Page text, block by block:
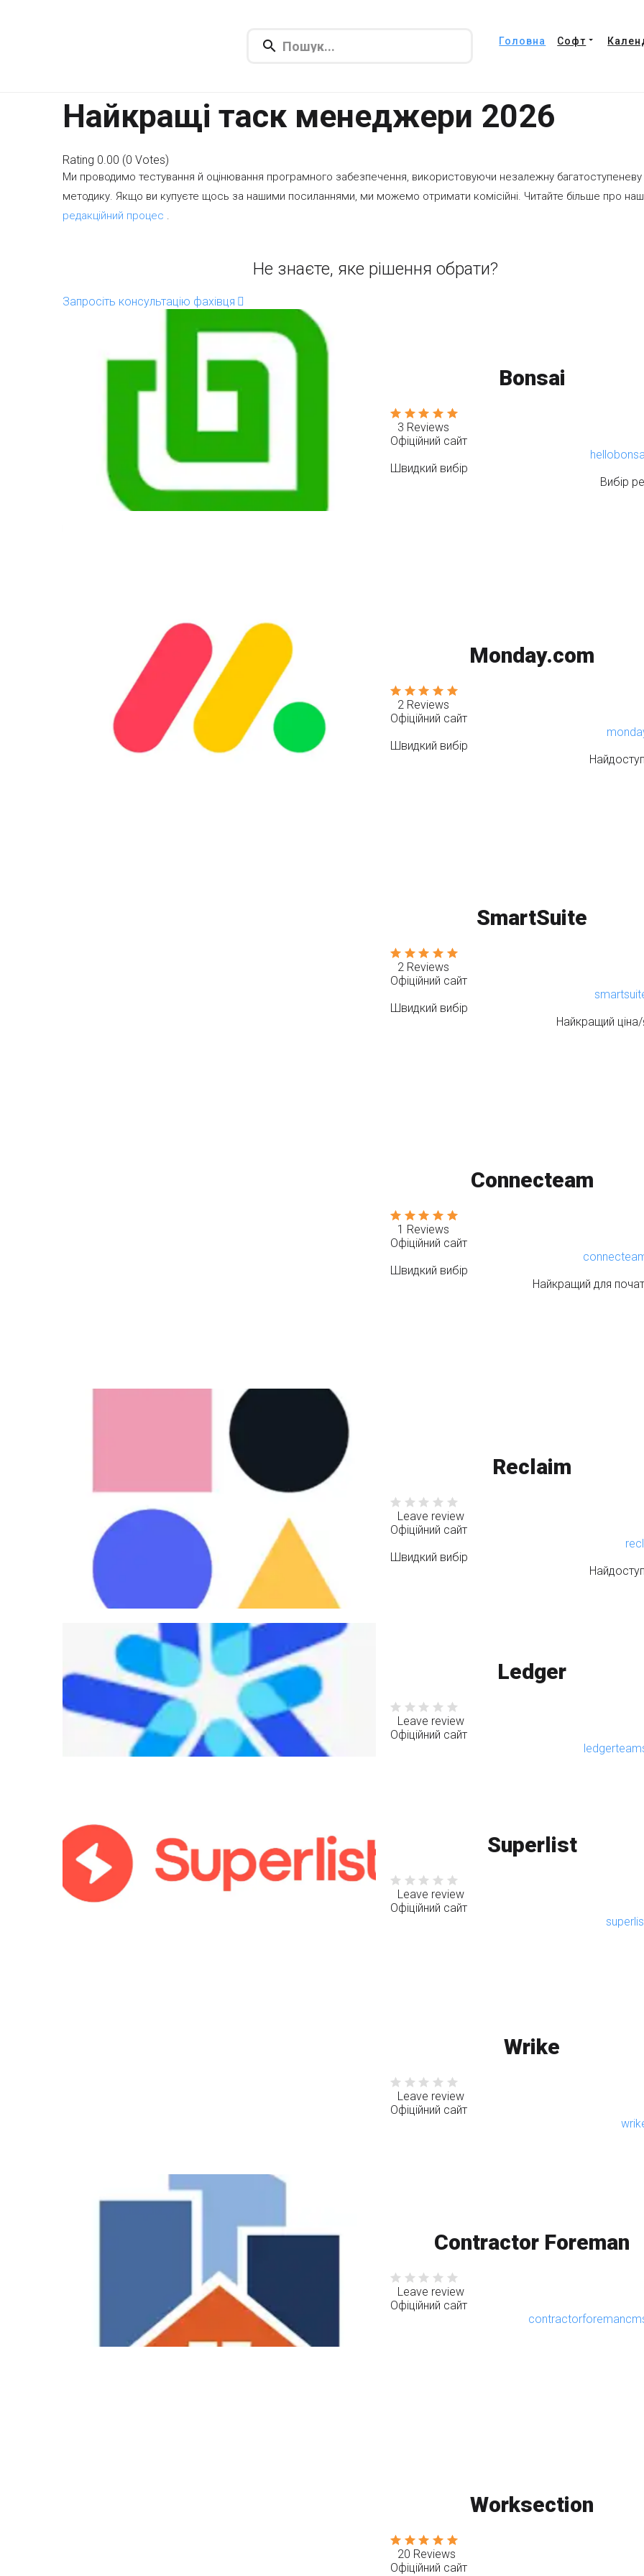
Головна Софт
Найкращі таск менеджери 2026
Rating 0.00 (0 Votes)
Ми проводимо тестування й оцінювання програмного забезпечення, використовуючи незалежну багатоступеневу
методику. Якщо ви купуєте щось за нашими посиланнями, ми можемо отримати комісійні. Читайте більше про наш
редакційний процес .
Не знаєте, яке рішення обрати?
Запросіть консультацію фахівця
Bonsai
3 Reviews
Офіційний сайт
Швидкий вибір
Вибір
Monday.com
2 Reviews
Офіційний сайт
Швидкий вибір
SmartSuite
2 Reviews
Офіційний сайт
Швидкий вибір
Найкращий ціна/
Connecteam
1 Reviews
Офіційний сайт
Швидкий вибір
Найкращий для
Reclaim
Leave review
Офіційний сайт
Швидкий вибір
Ledger
Leave review
Офіційний сайт
Superlist
Leave review
Офіційний сайт
Wrike
Leave review
Офіційний сайт
Contractor Foreman
Leave review
Офіційний сайт
Worksection
20 Reviews
Офіційний сайт